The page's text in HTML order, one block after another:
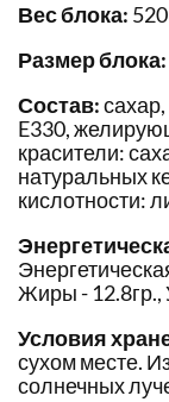
Вес блока: 520
Размер блока:
Состав:
E330,
красители:
натуральных
кислотности:
Жиры - 12.8гр.,
Условия
сухом месте.
солнечных